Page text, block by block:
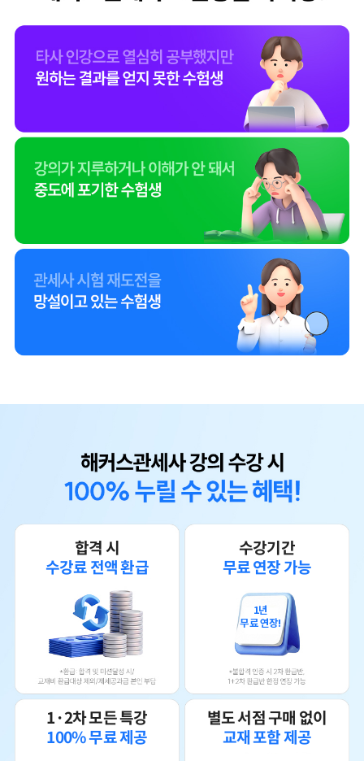
합격 시
수강료 전액 환급
수강기간
무료 연장 가능
1년
무료 연장!
1·2차 모든 특강
100% 무료 제공
별도 서점 구매 없이
교재 포함 제공